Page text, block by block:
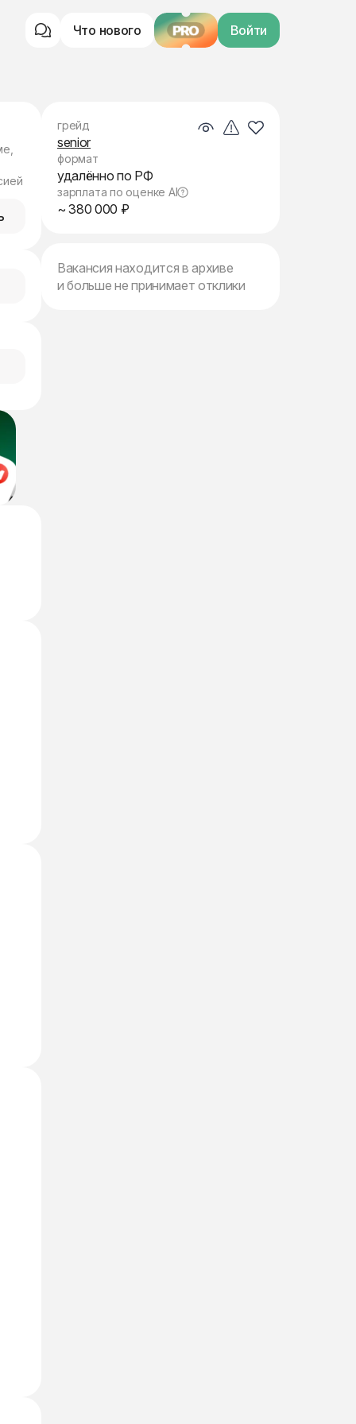
Что нового PRO Войти
грейд
senior
формат
удалённо по РФ
зарплата по оценке AI
~ 380 000 ₽
Вакансия находится в архиве
и больше не принимает отклики